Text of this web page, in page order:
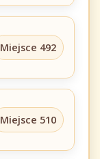
Miejsce 492
Miejsce 510